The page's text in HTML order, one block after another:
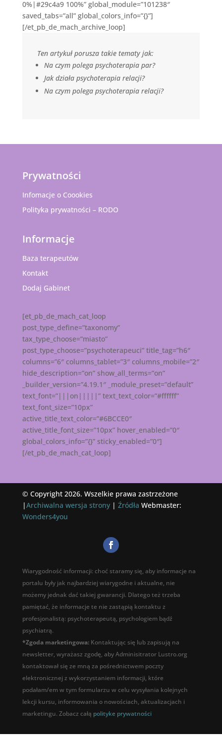
0%|#29c4a9 100%” global_module=”101238″
saved_tabs=”all” global_colors_info=”{}”]
[/et_pb_de_mach_archive_loop]
Ten artykuł porusza takie tematy jak:
Na czym polega psychoterapia par?
Jak działa psychoterapia relacji?
Na czym polega psychoterapia relacji?
Prywatności
Infomacje o Coookies
Polityka prywatności – RODO
Informacje
Baza terapeutów
Kontakt
Dodaj Gabinet
[et_pb_de_mach_cat_loop
post_type_define=”taxonomy”
tax_type_choose=”miasto”
post_type_choose=”psychoterapeuci” title_tag=”h6″
columns=”6″ columns_tablet=”3″ columns_mobile=”2″
hide_description=”on” show_all_terms=”on”
_builder_version=”4.19.1″ _module_preset=”default”
text_font=”|||on|||||” text_text_color=”#ffffff”
text_font_size=”10px”
active_title_text_color=”#6BCCE0″
active_title_font_size=”10px” hover_enabled=”0″
global_colors_info=”{}” sticky_enabled=”0″]
[/et_pb_de_mach_cat_loop]
© Copyright 2026. Wszelkie prawa zastrzeżone
|Archiwalna wersja strony| Źródła Webmaster:
Wonders4you
Wiarygodność informacji: choć staramy się, aby informacje na
portalu były jak najbardziej wiarygodne i aktualne, nie
możemy jednak dać takiej gwarancji. Dlatego też trzeba
pamiętać, że informacje te nie zastąpią kontaktu z
profesjonalistą: psychoterapeutą, psychologiem bądź
psychiatrą.
*Zgoda marketingowa: Kontaktując się lub zapisują na
newsletter, wyrażasz zgodę, aby Adminisitrator Lustro.org
kontaktował się ze mną za pośrednictwem poczty
elektronicznej z wykorzystaniem informacji, które
podałam/em w tym formularzu w celu wysyłania kolejnych
lekcji kursu, informowania o nowościach, aktualizacjach i
marketingu. Zobacz całą polityke prywatności